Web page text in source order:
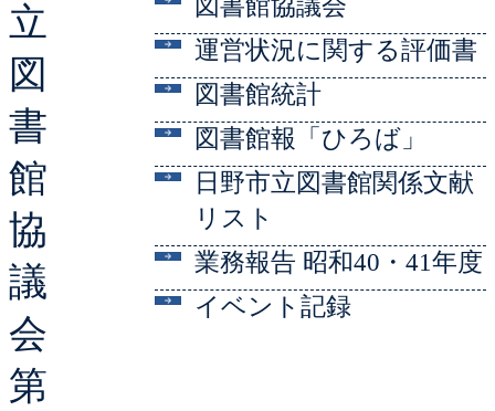
立
図
書
館
協
議
会
第
図書館協議会
運営状況に関する評価書
図書館統計
図書館報「ひろば」
日野市立図書館関係文献
リスト
業務報告 昭和40・41年度
イベント記録